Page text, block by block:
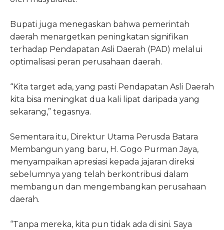
Bupati juga menegaskan bahwa pemerintah
daerah menargetkan peningkatan signifikan
terhadap Pendapatan Asli Daerah (PAD) melalui
optimalisasi peran perusahaan daerah.
“Kita target ada, yang pasti Pendapatan Asli Daerah
kita bisa meningkat dua kali lipat daripada yang
sekarang,” tegasnya.
Sementara itu, Direktur Utama Perusda Batara
Membangun yang baru, H. Gogo Purman Jaya,
menyampaikan apresiasi kepada jajaran direksi
sebelumnya yang telah berkontribusi dalam
membangun dan mengembangkan perusahaan
daerah.
“Tanpa mereka, kita pun tidak ada di sini. Saya